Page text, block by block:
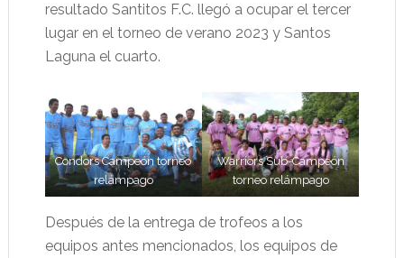
resultado Santitos F.C. llegó a ocupar el tercer
lugar en el torneo de verano 2023 y Santos
Laguna el cuarto.
Condors Campeón torneo
relámpago
Warriors Sub-Campeón
torneo relámpago
Después de la entrega de trofeos a los
equipos antes mencionados, los equipos de